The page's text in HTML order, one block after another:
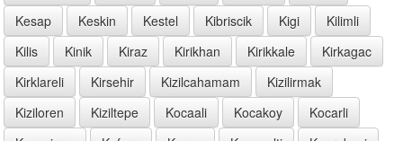
Kesap
Keskin Kestel Kibriscik Kigi
Kilimli
Kilis
Kinik Kiraz Kirikhan Kirikkale
Kirkagac
Kirklareli
Kirsehir Kizilcahamam
Kizilirmak
Kiziloren
Kiziltepe Kocaali Kocakoy
Kocarli